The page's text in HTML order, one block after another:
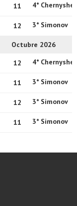
11 4*
12 3* Simonov
Octubre 2026
12 4*
11 3* Simonov
12 3* Simonov
11 3* Simonov